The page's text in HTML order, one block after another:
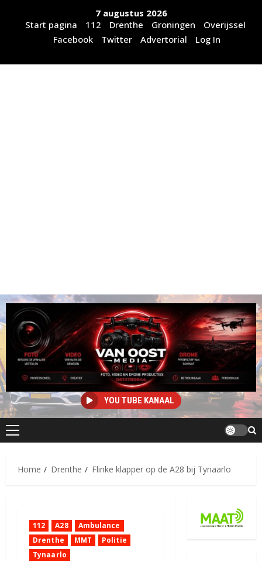
7 augustus 2026
Start pagina
112 Drenthe Groningen
Overijssel
Facebook
Twitter Advertorial Log In
YOU TUBE KANAAL
Primair
Home Drenthe Flinke klapper op de A28 bij Tynaarlo
112 A28
Ambulance
Drenthe
MMT
Politie
Tynaarlo